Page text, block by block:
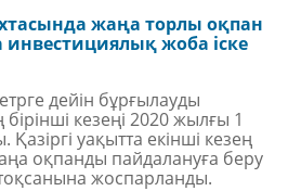
жаңа торлы оқпан
жоба іске
дейін бұрғылауды
кезеңі 2020 жылғы 1
уақытта екінші кезең
оқпанды пайдалануға беру
жоспарланды.